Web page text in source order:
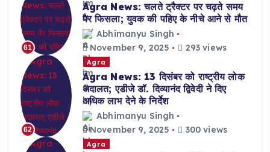
61
Agra News: चलते ट्रैक्टर पर चढ़ते समय
पैर फिसला; युवक की पहिए के नीचे आने से मौत
Abhimanyu Singh
November 9, 2025
293 views
62
Agra
Agra News: 13 दिसंबर को राष्ट्रीय लोक
अदालत; एडीजे डॉ. दिव्यानंद द्विवेदी ने दिए
अधिक लाभ देने के निर्देश
Abhimanyu Singh
November 9, 2025
300 views
Agra